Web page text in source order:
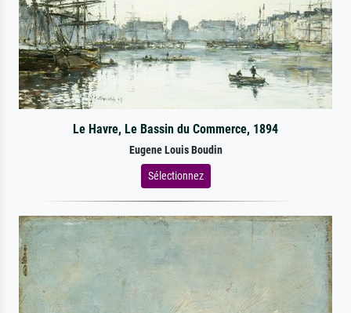
Le Havre, Le Bassin du Commerce, 1894
Eugene Louis Boudin
Sélectionnez